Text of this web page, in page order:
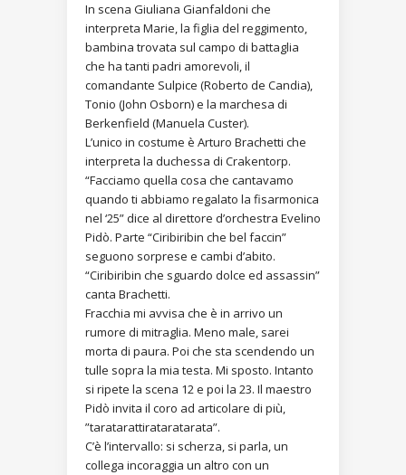
In scena Giuliana Gianfaldoni che
interpreta Marie, la figlia del reggimento,
bambina trovata sul campo di battaglia
che ha tanti padri amorevoli, il
comandante Sulpice (Roberto de Candia),
Tonio (John Osborn) e la marchesa di
Berkenfield (Manuela Custer).
L’unico in costume è Arturo Brachetti che
interpreta la duchessa di Crakentorp.
“Facciamo quella cosa che cantavamo
quando ti abbiamo regalato la fisarmonica
nel ‘25” dice al direttore d’orchestra Evelino
Pidò. Parte “Ciribiribin che bel faccin”
seguono sorprese e cambi d’abito.
“Ciribiribin che sguardo dolce ed assassin”
canta Brachetti.
Fracchia mi avvisa che è in arrivo un
rumore di mitraglia. Meno male, sarei
morta di paura. Poi che sta scendendo un
tulle sopra la mia testa. Mi sposto. Intanto
si ripete la scena 12 e poi la 23. Il maestro
Pidò invita il coro ad articolare di più,
”taratarattirataratarata”.
C’è l’intervallo: si scherza, si parla, un
collega incoraggia un altro con un